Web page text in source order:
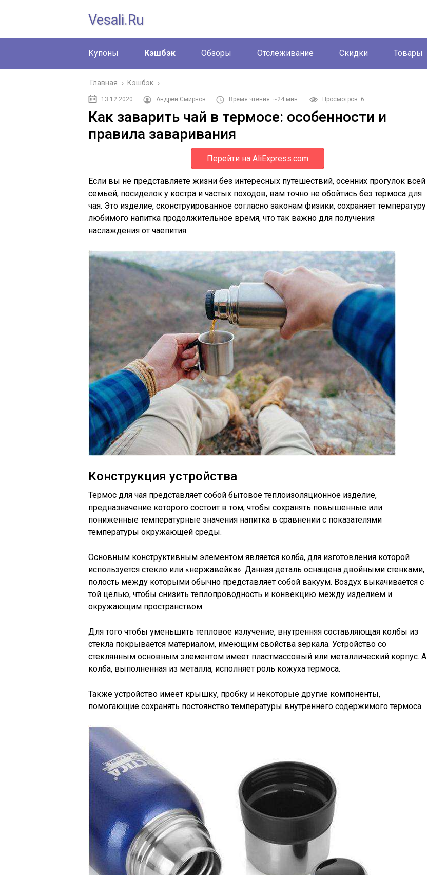
Vesali.ru
Купоны Кэшбэк Обзоры Отслеживание Скидки Товары
Главная › Кэшбэк ›
13.12.2020 Андрей Смирнов Время чтения: ~24 мин. Просмотров: 6
Как заварить чай в термосе: особенности и
правила заваривания
Перейти на AliExpress.com
Если вы не представляете жизни без интересных путешествий, осенних прогулок всей
семьей, посиделок у костра и частых походов, вам точно не обойтись без термоса для
чая. Это изделие, сконструированное согласно законам физики, сохраняет температуру
любимого напитка продолжительное время, что так важно для получения
наслаждения от чаепития.
Конструкция устройства
Термос для чая представляет собой бытовое теплоизоляционное изделие,
предназначение которого состоит в том, чтобы сохранять повышенные или
пониженные температурные значения напитка в сравнении с показателями
температуры окружающей среды.
Основным конструктивным элементом является колба, для изготовления которой
используется стекло или «нержавейка». Данная деталь оснащена двойными стенками,
полость между которыми обычно представляет собой вакуум. Воздух выкачивается с
той целью, чтобы снизить теплопроводность и конвекцию между изделием и
окружающим пространством.
Для того чтобы уменьшить тепловое излучение, внутренняя составляющая колбы из
стекла покрывается материалом, имеющим свойства зеркала. Устройство со
стеклянным основным элементом имеет пластмассовый или металлический корпус. А
колба, выполненная из металла, исполняет роль кожуха термоса.
Также устройство имеет крышку, пробку и некоторые другие компоненты,
помогающие сохранять постоянство температуры внутреннего содержимого термоса.